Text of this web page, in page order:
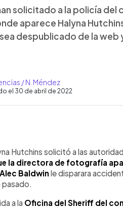
solicitado a la policía del
aparece Halyna
despublicado de la web
/ N. Méndez
el 30 de abril de 2022
artículo
Hutchins solicitó a las
la directora de fotografía
Alec Baldwin le disparara
pasado.
a la Oficina del Sheriff del